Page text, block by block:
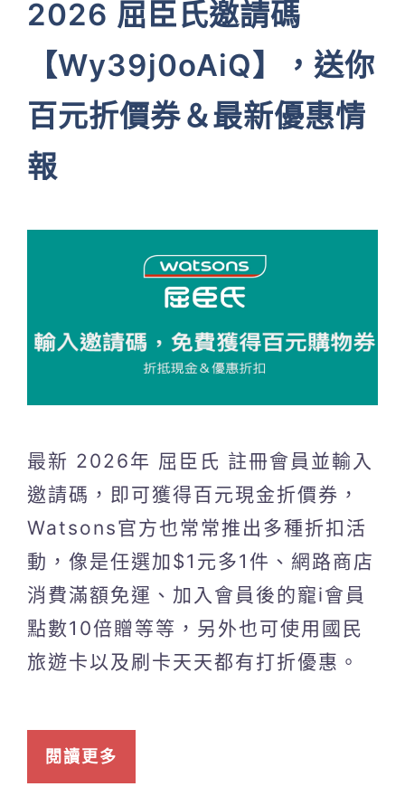
2026 屈臣氏邀請碼
【Wy39j0oAiQ】，送你
百元折價券＆最新優惠情
報
最新 2026年 屈臣氏 註冊會員並輸入
邀請碼，即可獲得百元現金折價券，
Watsons官方也常常推出多種折扣活
動，像是任選加$1元多1件、網路商店
消費滿額免運、加入會員後的寵i會員
點數10倍贈等等，另外也可使用國民
旅遊卡以及刷卡天天都有打折優惠。
閱讀更多